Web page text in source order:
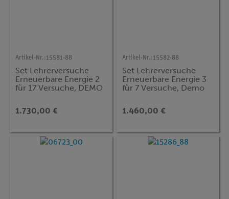
Artikel-Nr.:15581-88
Set Lehrerversuche
Erneuerbare Energie 2
für 17 Versuche, DEMO
1.730,00 €
Artikel-Nr.:15582-88
Set Lehrerversuche
Erneuerbare Energie 3
für 7 Versuche, Demo
1.460,00 €